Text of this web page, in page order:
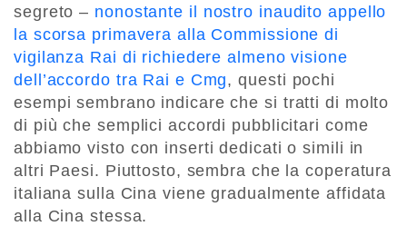
segreto – nonostante il nostro inaudito appello
la scorsa primavera alla Commissione di
vigilanza Rai di richiedere almeno visione
dell’accordo tra Rai e Cmg, questi pochi
esempi sembrano indicare che si tratti di molto
di più che semplici accordi pubblicitari come
abbiamo visto con inserti dedicati o simili in
altri Paesi. Piuttosto, sembra che la coperatura
italiana sulla Cina viene gradualmente affidata
alla Cina stessa.